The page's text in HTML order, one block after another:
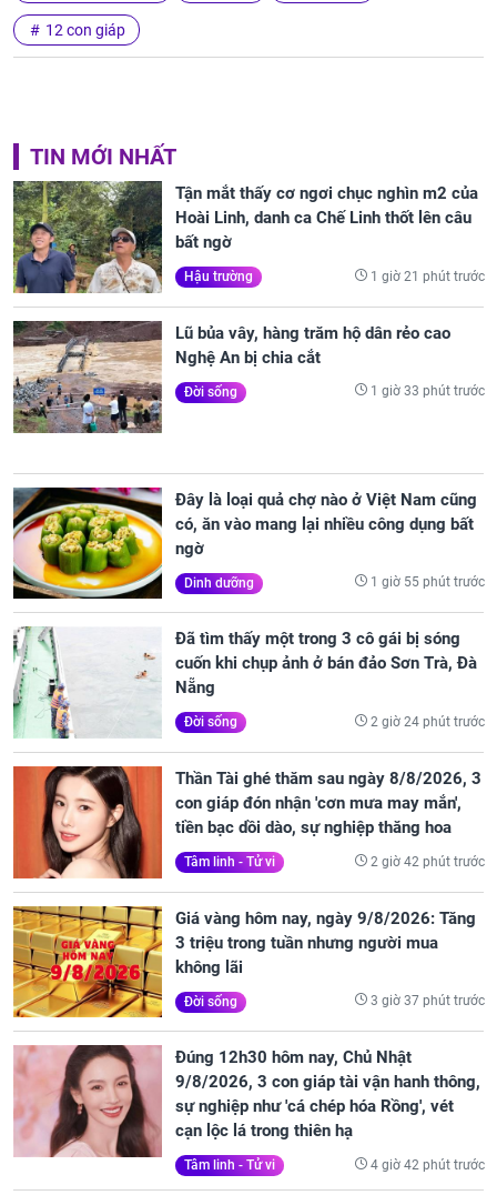
12 con giáp
TIN MỚI NHẤT
Tận mắt thấy cơ ngơi chục nghìn m2 của
Hoài Linh, danh ca Chế Linh thốt lên câu
bất ngờ
Hậu trường 1 giờ 21 phút trước
Lũ bủa vây, hàng trăm hộ dân rẻo cao
Nghệ An bị chia cắt
Đời sống 1 giờ 33 phút trước
Đây là loại quả chợ nào ở Việt Nam cũng
có, ăn vào mang lại nhiều công dụng bất
ngờ
Dinh dưỡng 1 giờ 55 phút trước
Đã tìm thấy một trong 3 cô gái bị sóng
cuốn khi chụp ảnh ở bán đảo Sơn Trà, Đà
Nẵng
Đời sống 2 giờ 24 phút trước
Thần Tài ghé thăm sau ngày 8/8/2026, 3
con giáp đón nhận 'cơn mưa may mắn',
tiền bạc dồi dào, sự nghiệp thăng hoa
Tâm linh - Tử vi 2 giờ 42 phút trước
Giá vàng hôm nay, ngày 9/8/2026: Tăng
3 triệu trong tuần nhưng người mua
không lãi
Đời sống 3 giờ 37 phút trước
Đúng 12h30 hôm nay, Chủ Nhật
9/8/2026, 3 con giáp tài vận hanh thông,
sự nghiệp như 'cá chép hóa Rồng', vét
cạn lộc lá trong thiên hạ
Tâm linh - Tử vi 4 giờ 42 phút trước